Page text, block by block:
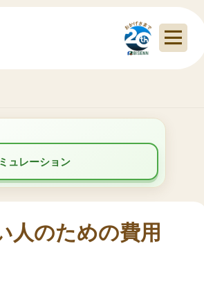
ュレーション
人のための費用